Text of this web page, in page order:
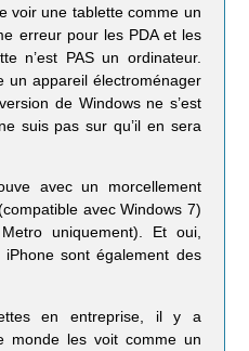
voir une tablette comme un
erreur pour les PDA et les
n’est PAS un ordinateur.
un appareil électroménager
de Windows ne s’est
suis pas sur qu’il en sera
avec un morcellement
avec Windows 7)
uniquement). Et oui,
sont également des
en entreprise, il y a
monde les voit comme un